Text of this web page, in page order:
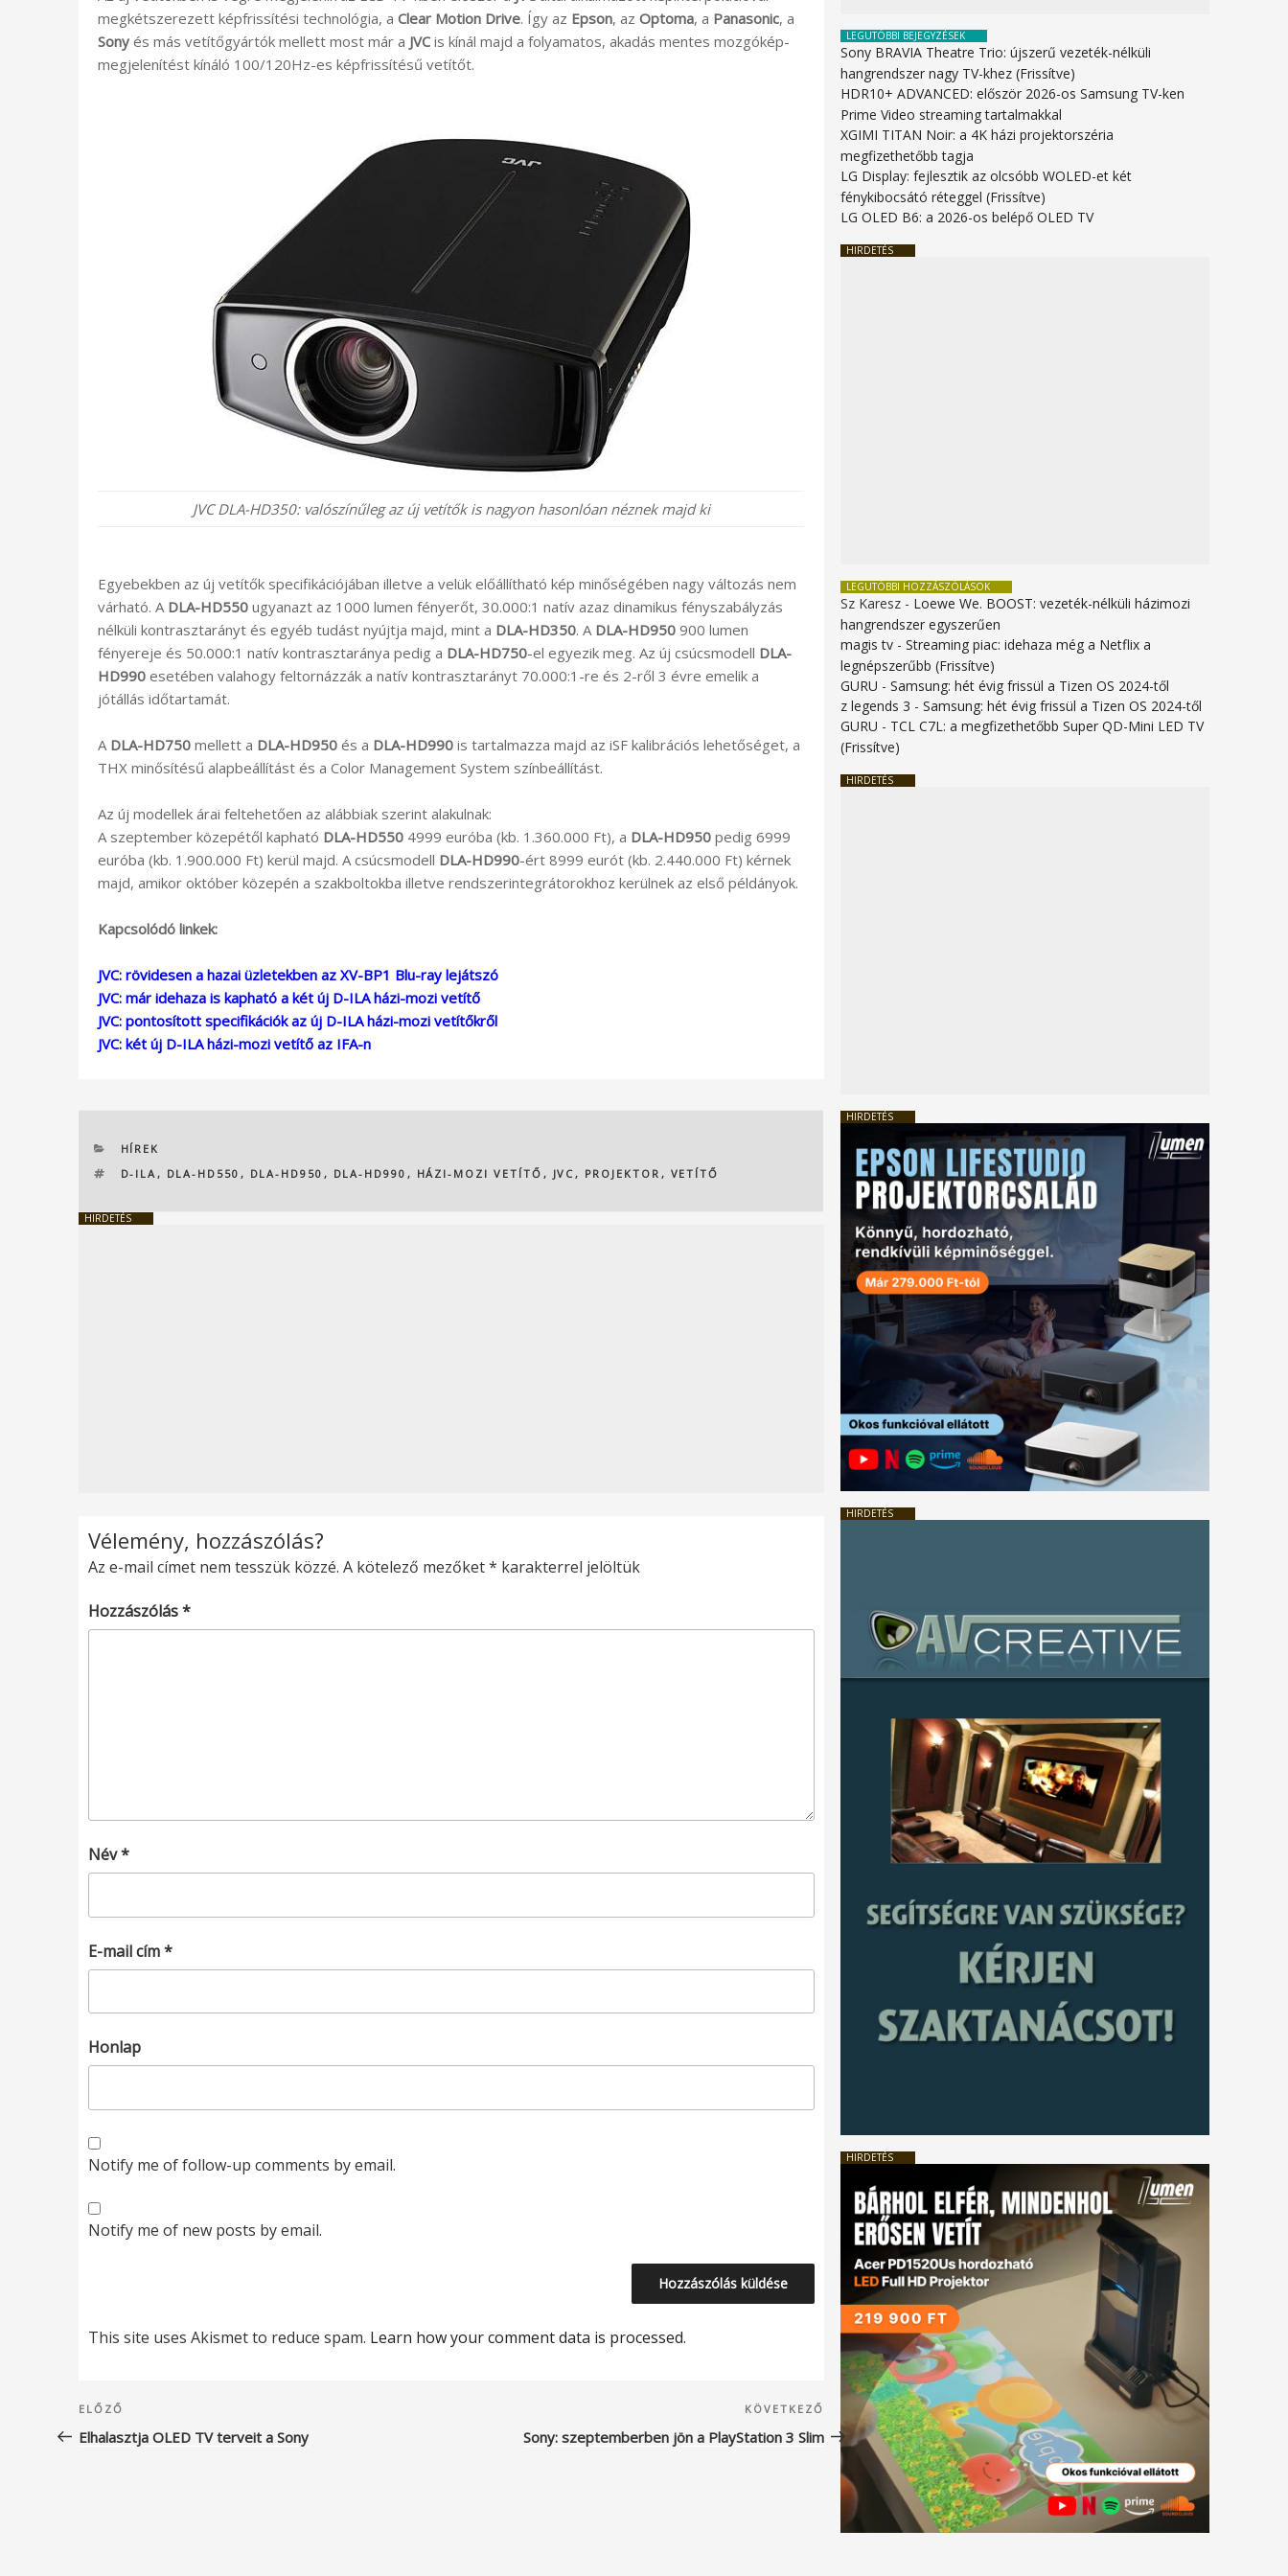
megkétszerezett képfrissítési technológia, a Clear Motion Drive. Így az Epson, az Optoma, a Panasonic, a
Sony és más vetítőgyártók mellett most már a JVCis kínál majd a folyamatos, akadás mentes mozgókép-
megjelenítést kínáló 100/120Hz-es képfrissítésű vetítőt.
JVC DLA-HD350: valószínűleg az új vetítők is nagyon hasonlóan néznek majd ki
Egyebekben az új vetítők specifikációjában illetve a velük előállítható kép minőségében nagy változás nem
várható. A DLA-HD550 ugyanazt az 1000 lumen fényerőt, 30.000:1 natív azaz dinamikus fényszabályzás
nélküli kontrasztarányt és egyéb tudást nyújtja majd, mint a DLA-HD350. A DLA-HD950 900 lumen
fényereje és 50.000:1 natív kontrasztaránya pedig a DLA-HD750-el egyezik meg. Az új csúcsmodell DLA-
HD990 esetében valahogy feltornázzák a natív kontrasztarányt 70.000:1-re és 2-ről 3 évre emelik a
jótállás időtartamát.
A DLA-HD750 mellett a DLA-HD950 és a DLA-HD990 is tartalmazza majd az iSF kalibrációs lehetőséget, a
THX minősítésű alapbeállítást és a Color Management System színbeállítást.
Az új modellek árai feltehetően az alábbiak szerint alakulnak:
A szeptember közepétől kapható DLA-HD550 4999 euróba (kb. 1.360.000 Ft), a DLA-HD950 pedig 6999
euróba (kb. 1.900.000 Ft) kerül majd. A csúcsmodell DLA-HD990-ért 8999 eurót (kb. 2.440.000 Ft) kérnek
majd, amikor október közepén a szakboltokba illetve rendszerintegrátorokhoz kerülnek az első példányok.
Kapcsolódó linkek:
JVC: rövidesen a hazai üzletekben az XV-BP1 Blu-ray lejátszó
JVC: már idehaza is kapható a két új D-ILA házi-mozi vetítő
JVC: pontosított specifikációk az új D-ILA házi-mozi vetítőkről
JVC: két új D-ILA házi-mozi vetítő az IFA-n
KATEGÓRIÁK
HÍREK
CÍMKÉK
D-ILA, DLA-HD550 , DLA-HD950 , DLA-HD990 , HÁZI-MOZI VETÍTŐ , JVC, PROJEKTOR , VETÍTŐ
HIRDETÉS
Vélemény, hozzászólás?
Az e-mail címet nem tesszük közzé. A kötelező mezőket* karakterrel jelöltük
Hozzászólás*
Név*
E-mail cím*
Honlap
Notify me of follow-up comments by email.
Notify me of new posts by email.
This site uses Akismet to reduce spam. Learn how your comment data is processed.
Bejegyzés
navigáció
Korábbi
bejegyzés
ELŐZŐ
Elhalasztja OLED TV terveit a Sony
Következő
bejegyzés
KÖVETKEZŐ
Sony: szeptemberben jön a PlayStation 3 Slim
LEGUTÓBBI BEJEGYZÉSEK
Sony BRAVIA Theatre Trio: újszerű vezeték-nélküli
hangrendszer nagy TV-khez (Frissítve)
HDR10+ ADVANCED: először 2026-os Samsung TV-ken
Prime Video streaming tartalmakkal
XGIMI TITAN Noir: a 4K házi projektorszéria
megfizethetőbb tagja
LG Display: fejlesztik az olcsóbb WOLED-et két
fénykibocsátó réteggel (Frissítve)
LG OLED B6: a 2026-os belépő OLED TV
HIRDETÉS
LEGUTÓBBI HOZZÁSZÓLÁSOK
Sz Karesz - Loewe We. BOOST: vezeték-nélküli házimozi
hangrendszer egyszerűen
magis tv -Streaming piac: idehaza még a Netflix a
legnépszerűbb (Frissítve)
GURU -Samsung: hét évig frissül a Tizen OS 2024-től
z legends 3 -Samsung: hét évig frissül a Tizen OS 2024-től
GURU - TCL C7L: a megfizethetőbb Super QD-Mini LED TV
(Frissítve)
HIRDETÉS
HIRDETÉS
HIRDETÉS
HIRDETÉS